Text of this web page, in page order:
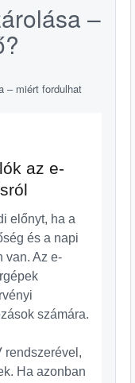
–
az e-
előnyt, ha a
és a napi
van. Az e-
számára.
rendszerével,
Ha azonban